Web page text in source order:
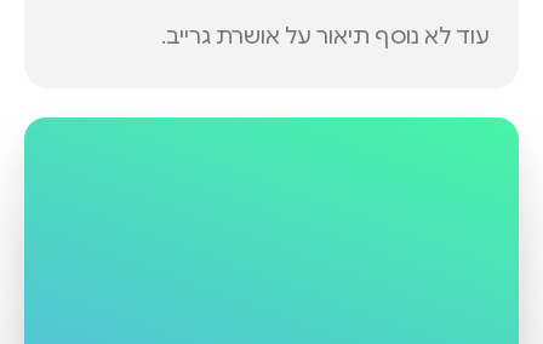
עוד לא נוסף תיאור על אושרת גרייב.